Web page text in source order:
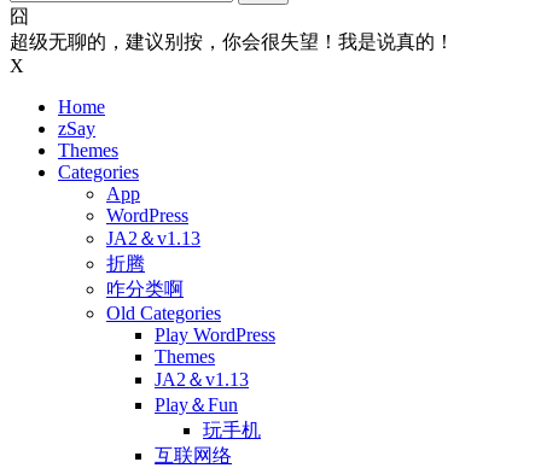
索：
囧
超级无聊的，建议别按，你会很失望！我是说真的！
X
Home
zSay
Themes
Categories
App
WordPress
JA2＆v1.13
折腾
咋分类啊
Old Categories
Play WordPress
Themes
JA2＆v1.13
Play＆Fun
玩手机
互联网络